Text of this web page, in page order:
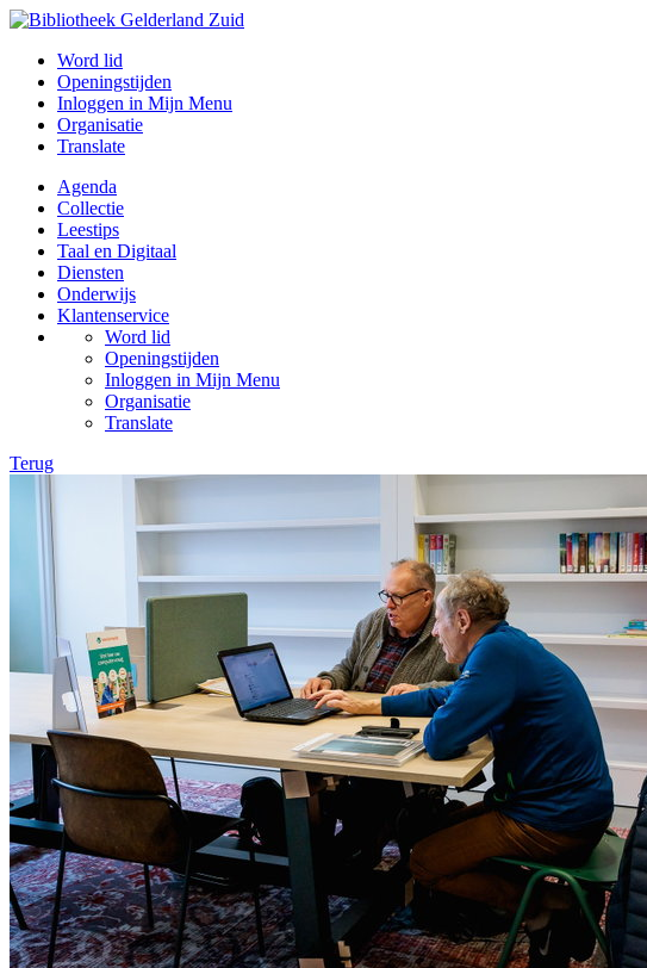
Word lid
Openingstijden
Inloggen in Mijn Menu
Organisatie
Translate
Agenda
Collectie
Leestips
Taal en Digitaal
Diensten
Onderwijs
Klantenservice
Word lid
Openingstijden
Inloggen in Mijn Menu
Organisatie
Translate
Terug